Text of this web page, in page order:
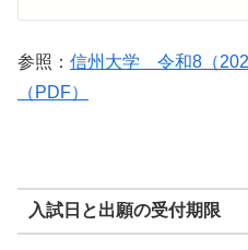
参照： 信州大学 令和8（
（PDF）
入試日と出願の受付期限